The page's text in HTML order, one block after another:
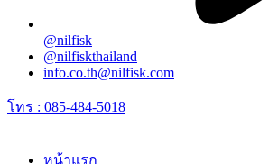
@nilfisk
@nilfiskthailand
info.co.th@nilfisk.com
โทร : 085-484-5018
หน้าแรก